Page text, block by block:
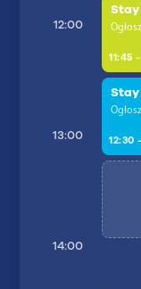
12:00
13:00
14:00
11:45
12:30